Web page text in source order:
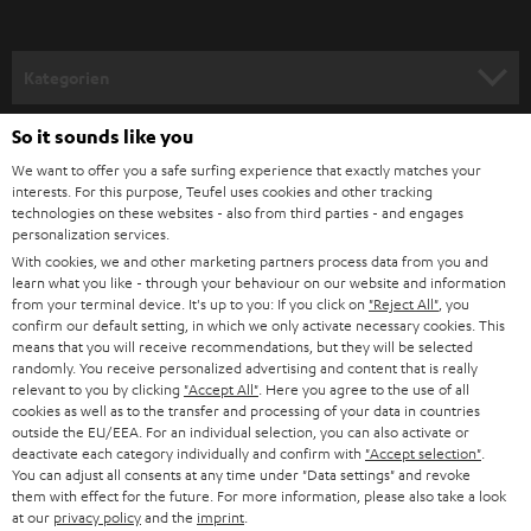
Ausgezeichnet für technische Innovation: Mikrofone
von Shure im Teufel Shop
Die Nachfrage nach Mikrofonen für
jüngst stark gestiegen. Da uns gute Qualität bei Tonaufnahmen über
Mikrofone wichtig ist, arbeiten wir mit ausgewählten Partner wie Shure
zusammen, welche zwei leicht bedienbare und kompatible Geräte
konzipiert haben, die du bequem über unseren Shop beziehen kannst:
SHURE MV7X
Leistungsstarkes Mikrofon für Gesang, Sprache oder Gaming. Mit
USB-Anschluss für Laptop, PC oder Mac sowie XLR zum Anschluss an
ein professionelles Audiogerät.
Extrem vielseitig und ideal für Podcasts geeignet.
Voice Isolation Technologie ermöglicht eine bessere
Sprachverständlichkeit.
e
l
d
u
n
g
HEIMKINO
HEIMKINO-KOMPLETTANLAGEN
SOUNDBARS
STEREO
SMART HOME
BLUETOOTH-LAUTSPRECHER
KOPFHÖRER
BLUETOOTH-KOPFHÖRER
Unternehmen
SUPPORT
PRESSE & MARKETING
GESCHÄFTSKUNDEN
PARTNERPROGRAMM
BLOG
NEWSLETTER
Teufel Onlineshops
DEUTSCHLAND
ÖSTERREICH
SCHWEIZ
NIEDERLANDE
BELGIEN
So it sounds like you
We want to offer you a safe surfing experience that exactly matches your
interests. For this purpose, Teufel uses cookies and other tracking
technologies on these websites - also from third parties - and engages
personalization services.
With cookies, we and other marketing partners process data from you and
learn what you like - through your behaviour on our website and information
from your terminal device. It's up to you: If you click on "Reject All" , you
confirm our default setting, in which we only activate necessary cookies. This
means that you will receive recommendations, but they will be selected
randomly. You receive personalized advertising and content that is really
relevant to you by clicking "Accept All" . Here you agree to the use of all
cookies as well as to the transfer and processing of your data in countries
outside the EU/EEA. For an individual selection, you can also activate or
deactivate each category individually and confirm with "Accept selection"
You can adjust all consents at any time under "Data settings" and revoke
them with effect for the future. For more information, please also take a look
at our privacy policyand the imprint